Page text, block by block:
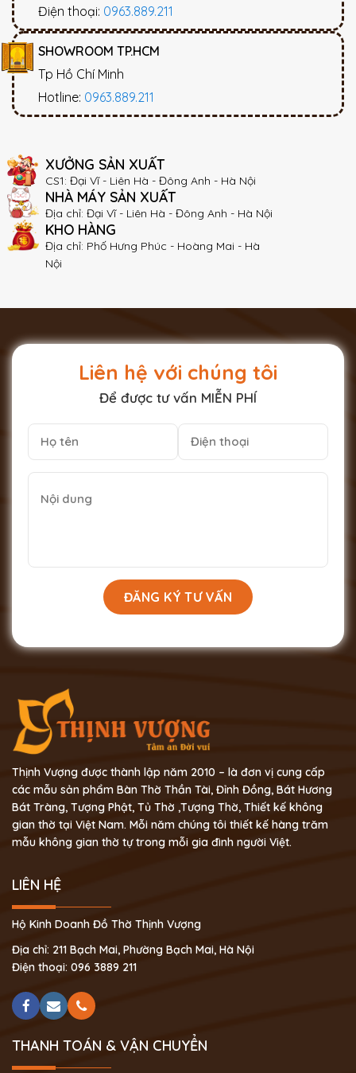
Điện thoại: 0963.889.211
SHOWROOM TP.HCM
Tp Hồ Chí Minh
Hotline: 0963.889.211
XƯỞNG SẢN XUẤT
CS1: Đại Vĩ - Liên Hà - Đông Anh - Hà Nội
NHÀ MÁY SẢN XUẤT
Địa chỉ: Đại Vĩ - Liên Hà - Đông Anh - Hà Nội
KHO HÀNG
Địa chỉ: Phố Hưng Phúc - Hoàng Mai - Hà
Nội
Liên hệ với chúng tôi
Để được tư vấn MIỄN PHÍ
Thịnh Vượng được thành lập năm 2010 – là đơn vị cung cấp
các mẫu sản phẩm Bàn Thờ Thần Tài, Đỉnh Đồng, Bát Hương
Bát Tràng, Tượng Phật, Tủ Thờ ,Tượng Thờ, Thiết kế không
gian thờ tại Việt Nam. Mỗi năm chúng tôi thiết kế hàng trăm
mẫu không gian thờ tự trong mỗi gia đình người Việt.
LIÊN HỆ
Hộ Kinh Doanh Đồ Thờ Thịnh Vượng
Địa chỉ: 211 Bạch Mai, Phường Bạch Mai, Hà Nội
Điện thoại: 096 3889 211
THANH TOÁN & VẬN CHUYỂN